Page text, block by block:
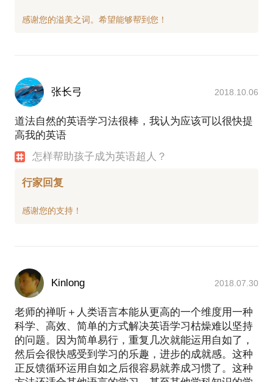
张长弓 2018.10.06
道法自然的英语学习法很棒，我认为应该可以很快提
高我的英语
怎样帮助孩子成为英语超人？
行家回复
Kinlong 2018.07.30
老师的禅听＋人类语言本能从更高的一个维度用一种
科学、高效、简单的方式解决英语学习枯燥难以坚持
的问题。因为简单易行，重复几次就能运用自如了，
然后会很快感受到学习的乐趣，进步的成就感。这种
正反馈循环运用自如之后很容易就养成习惯了。这种